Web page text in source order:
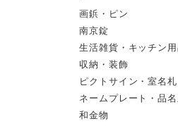
画鋲・ピン
南京錠
生活雑貨・キッチン用
収納・装飾
ピクトサイン・室名札
ネームプレート・品
和金物